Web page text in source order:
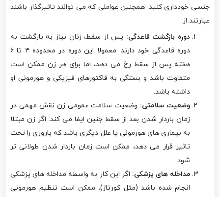
جنسی خودداری کنید. همچنین عواملی که می توانند تاثیرگذار باشند
عبارتند از:
دوره بازگشت قاعدگی: پس از سقط، زنان نیاز به بازگشت به
دوره قاعدگی خود دارند. معمولا این دوره در محدوده ۴ تا ۶
هفته پس از سقط رخ می دهد، اما برای هر زن ممکن است
متفاوت باشد و بستگی به فاکتورهای فیزیکی و هورمونی او
داشته باشد.
وضعیت سلامتی: وضعیت سلامت عمومی زن نقش مهمی در
زمان باردار شدن بعد از سقط جنین ایفا می کند. اگر زن مبتلا
به بیماری های هورمونی یا علل دیگری باشد که باروری را تحت
تاثیر قرار می دهد، ممکن است زمان باردار شدن طولانی تر
شود.
مداخله های پزشکی: اگر این کار به واسطه مداخله های پزشکی
انجام شده باشد (مثل کورتاژ)، ممکن است تنظیم هورمونی